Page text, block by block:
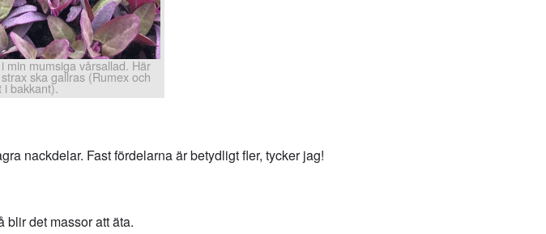
min mumsiga vårsallad. Här
ska gallras (Rumex och
i bakkant).
nackdelar. Fast fördelarna är betydligt fler, tycker jag!
blir det massor att äta.